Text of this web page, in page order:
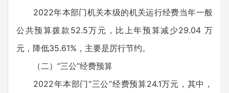
2022年本部门机关本级的机关运行经费当年一般
公共预算拨款52.5万元，比上年预算减少29.04 万
元，降低35.61%，主要是厉行节约。
（二）“三公”经费预算
2022年本部门“三公”经费预算24.1万元，其中，